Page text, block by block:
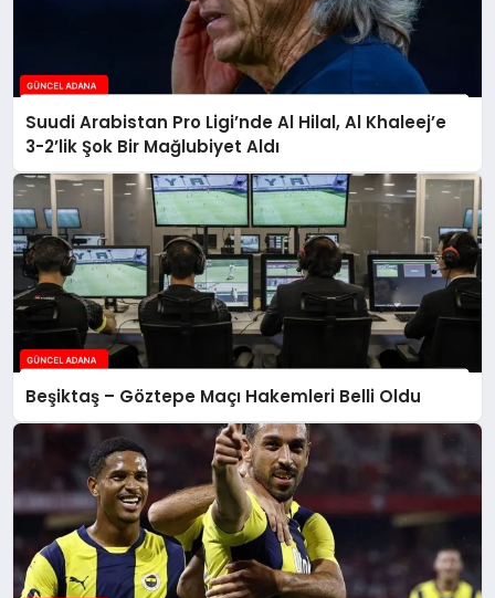
Suudi Arabistan Pro Ligi’nde Al Hilal, Al Khaleej’e
3-2’lik Şok Bir Mağlubiyet Aldı
Beşiktaş – Göztepe Maçı Hakemleri Belli Oldu